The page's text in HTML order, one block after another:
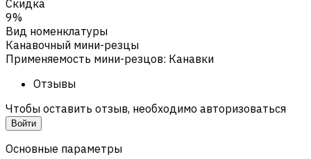
Скидка
9%
Вид номенклатуры
Канавочный мини-резцы
Применяемость мини-резцов: Канавки
Отзывы
Чтобы оставить отзыв, необходимо авторизоваться
Войти
Основные параметры